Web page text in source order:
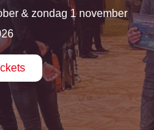
& zondag 1 november